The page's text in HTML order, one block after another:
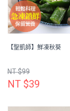
【聖凱師】鮮凍秋葵
NT $99
NT $39